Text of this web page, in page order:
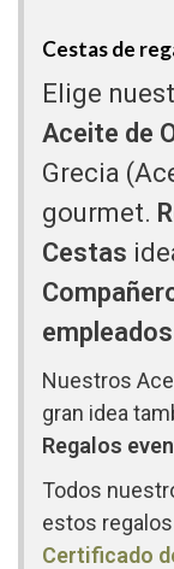
Cestas de
Elige
Aceite de
Grecia
gourmet.
Cestas
empleados
Nuestros
gran idea
Regalos
Todos
estos
Certificado